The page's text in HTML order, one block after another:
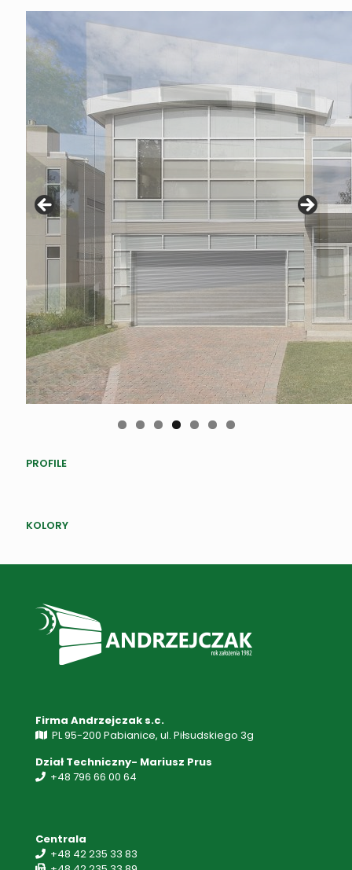
PROFILE
KOLORY
Firma Andrzejczak s.c.
PL 95-200 Pabianice, ul. Piłsudskiego 3g
Dział Techniczny- Mariusz Prus
+48 796 66 00 64
Centrala
+48 42 235 33 83